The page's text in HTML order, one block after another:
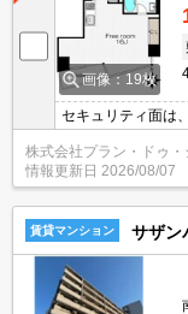
画像：19枚
セキュリティ面は
宅配ボックスなど
派の方の要望とし
度管理できるエア
株式会社プラン・ドゥ
情報更新日 2026/08/07
賃貸マンション サザン